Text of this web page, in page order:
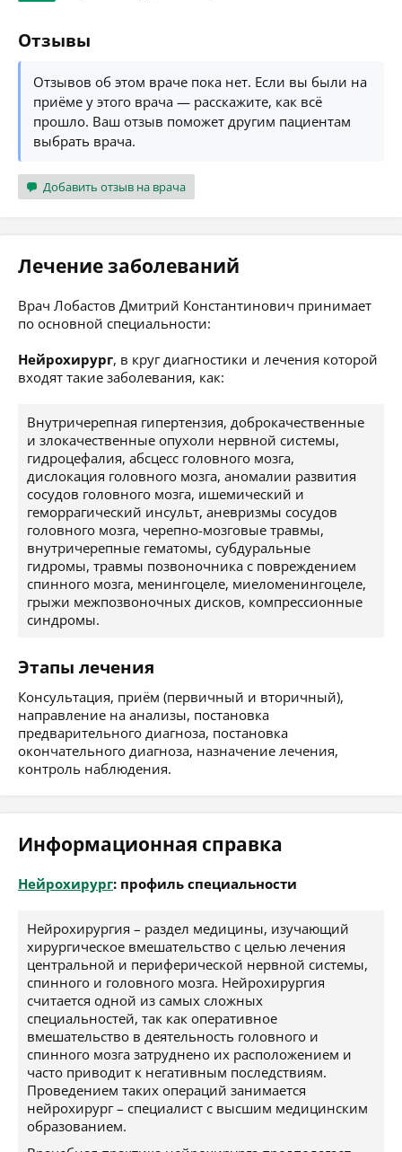
Отзывы
Отзывов об этом враче пока нет. Если вы были на
приёме у этого врача — расскажите, как всё
прошло. Ваш отзыв поможет другим пациентам
выбрать врача.
Добавить отзыв на врача
Лечение заболеваний
Врач Лобастов Дмитрий Константинович принимает
по основной специальности:
Нейрохирург, в круг диагностики и лечения которой
входят такие заболевания, как:
Внутричерепная гипертензия, доброкачественные
и злокачественные опухоли нервной системы,
гидроцефалия, абсцесс головного мозга,
дислокация головного мозга, аномалии развития
сосудов головного мозга, ишемический и
геморрагический инсульт, аневризмы сосудов
головного мозга, черепно-мозговые травмы,
внутричерепные гематомы, субдуральные
гидромы, травмы позвоночника с повреждением
спинного мозга, менингоцеле, миеломенингоцеле,
грыжи межпозвоночных дисков, компрессионные
синдромы.
Этапы лечения
Консультация, приём (первичный и вторичный),
направление на анализы, постановка
предварительного диагноза, постановка
окончательного диагноза, назначение лечения,
контроль наблюдения.
Информационная справка
Нейрохирург: профиль специальности
Нейрохирургия – раздел медицины, изучающий
хирургическое вмешательство с целью лечения
центральной и периферической нервной системы,
спинного и головного мозга. Нейрохирургия
считается одной из самых сложных
специальностей, так как оперативное
вмешательство в деятельность головного и
спинного мозга затруднено их расположением и
часто приводит к негативным последствиям.
Проведением таких операций занимается
нейрохирург – специалист с высшим медицинским
образованием.